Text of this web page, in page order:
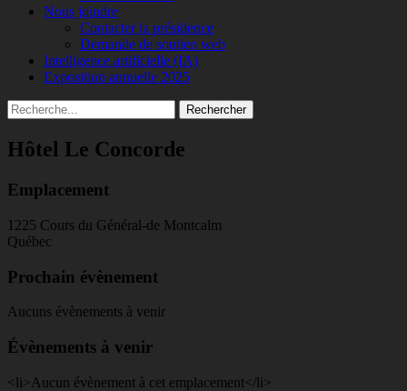
Nous joindre
Contacter la présidence
Demande de soutien web
Intelligence artificielle (IA)
Exposition annuelle 2025
Recherche
Rechercher :
Hôtel Le Concorde
Emplacement
1225 Cours du Général-de Montcalm
Québec
Prochain évènement
Aucuns évènements à venir
Évènements à venir
<li>Aucun évènement à cet emplacement</li>